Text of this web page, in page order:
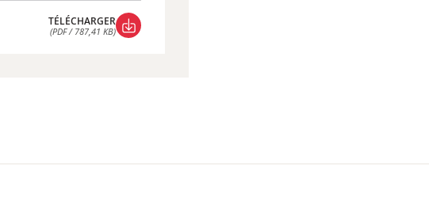
TÉLÉCHARGER
(PDF / 787,41 KB)